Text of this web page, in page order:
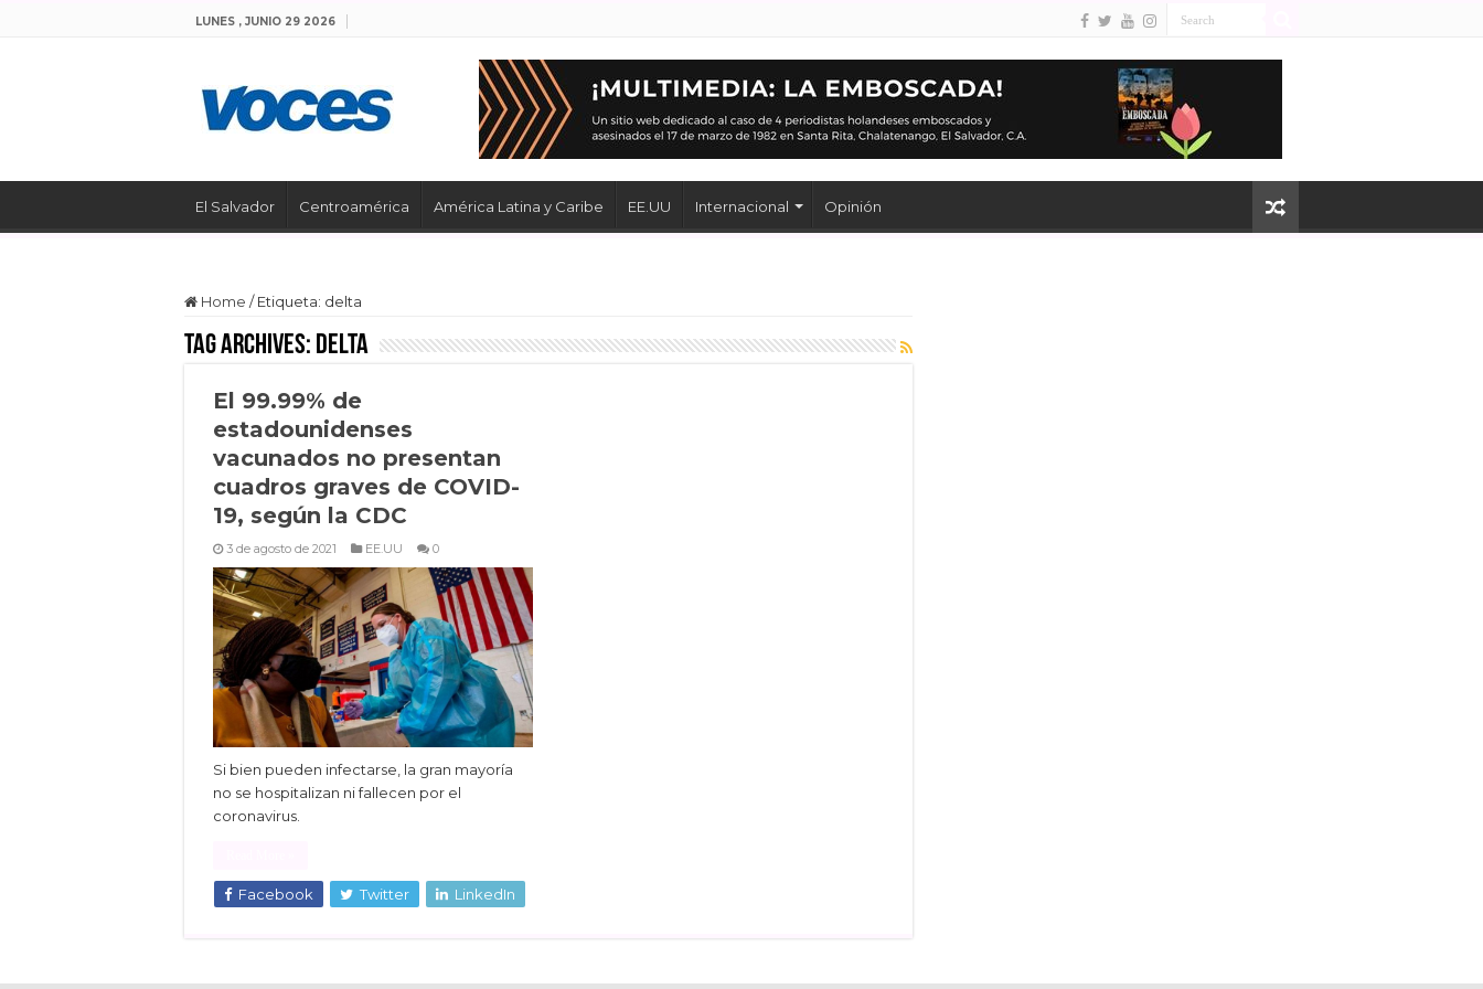
LUNES , JUNIO 29 2026
El Salvador Centroamérica América Latina y Caribe EE.UU Internacional Opinión
Home / Etiqueta: delta
Tag Archives: delta
El 99.99% de
estadounidenses
vacunados no presentan
cuadros graves de COVID-
19, según la CDC
3 de agosto de 2021 EE.UU 0
Si bien pueden infectarse, la gran mayoría
no se hospitalizan ni fallecen por el
coronavirus.
Facebook Twitter LinkedIn